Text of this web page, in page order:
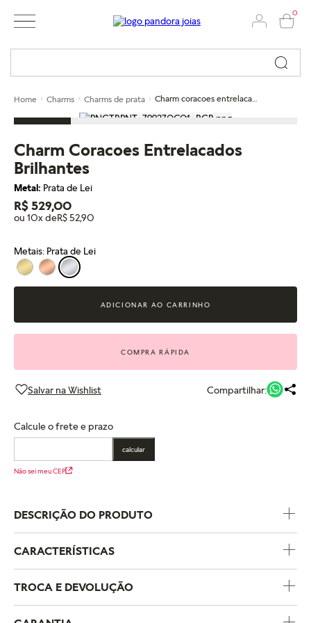
0
Busque por nome ou código...
Home Charms Charms de prata
Charm Coracoes Entrelacados
Brilhantes
Metal: Prata de Lei
R$ 529,00
ou 10x deR$ 52,90
Metais: Prata de Lei
ADICIONAR AO CARRINHO
COMPRA RÁPIDA
Compartilhar:
Calcule o frete e prazo
calcular
Não sei meu CEP
DESCRIÇÃO DO PRODUTO
CARACTERÍSTICAS
Temas
Amor e Romance
TROCA E DEVOLUÇÃO